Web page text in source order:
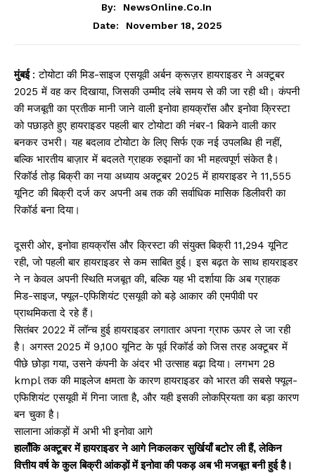
By:
NewsOnline.co.in
Date:
November 18, 2025
मुंबई : टोयोटा की मिड-साइज एसयूवी अर्बन क्रूज़र हायराइडर ने अक्टूबर
2025 में वह कर दिखाया, जिसकी उम्मीद लंबे समय से की जा रही थी। कंपनी
की मजबूती का प्रतीक मानी जाने वाली इनोवा हायक्रॉस और इनोवा क्रिस्टा
को पछाड़ते हुए हायराइडर पहली बार टोयोटा की नंबर-1 बिकने वाली कार
बनकर उभरी। यह बदलाव टोयोटा के लिए सिर्फ एक नई उपलब्धि ही नहीं,
बल्कि भारतीय बाज़ार में बदलते ग्राहक रुझानों का भी महत्वपूर्ण संकेत है।
रिकॉर्ड तोड़ बिक्री का नया अध्याय अक्टूबर 2025 में हायराइडर ने 11,555
यूनिट की बिक्री दर्ज कर अपनी अब तक की सर्वाधिक मासिक डिलीवरी का
रिकॉर्ड बना दिया।
दूसरी ओर, इनोवा हायक्रॉस और क्रिस्टा की संयुक्त बिक्री 11,294 यूनिट
रही, जो पहली बार हायराइडर से कम साबित हुई। इस बढ़त के साथ हायराइडर
ने न केवल अपनी स्थिति मजबूत की, बल्कि यह भी दर्शाया कि अब ग्राहक
मिड-साइज, फ्यूल-एफिशियंट एसयूवी को बड़े आकार की एमपीवी पर
प्राथमिकता दे रहे हैं।
सितंबर 2022 में लॉन्च हुई हायराइडर लगातार अपना ग्राफ ऊपर ले जा रही
है। अगस्त 2025 में 9,100 यूनिट के पूर्व रिकॉर्ड को जिस तरह अक्टूबर में
पीछे छोड़ा गया, उसने कंपनी के अंदर भी उत्साह बढ़ा दिया। लगभग 28
kmpl तक की माइलेज क्षमता के कारण हायराइडर को भारत की सबसे फ्यूल-
एफिशियंट एसयूवी में गिना जाता है, और यही इसकी लोकप्रियता का बड़ा कारण
बन चुका है।
सालाना आंकड़ों में अभी भी इनोवा आगे
हालाँकि अक्टूबर में हायराइडर ने आगे निकलकर सुर्खियाँ बटोर ली हैं, लेकिन
वित्तीय वर्ष के कुल बिक्री आंकड़ों में इनोवा की पकड़ अब भी मजबूत बनी हुई है।